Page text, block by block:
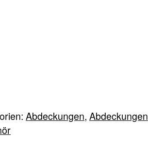
Abdeckungen, Abdeckungen